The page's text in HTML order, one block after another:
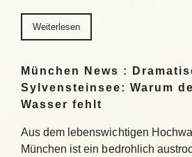
Weiterlesen
München News :
Sylvensteinsee: Warum
Wasser fehlt
Aus dem lebenswichtigen
München ist ein bedrohlich